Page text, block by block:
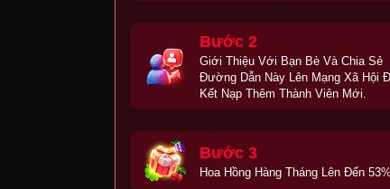
Bước 2
Giới Thiệu Với Bạn Bè Và Chia Sẻ
Đường Dẫn Này Lên Mạng Xã Hội
Kết Nạp Thêm Thành Viên Mới.
Bước 3
Hoa Hồng Hàng Tháng Lên Đến 53%